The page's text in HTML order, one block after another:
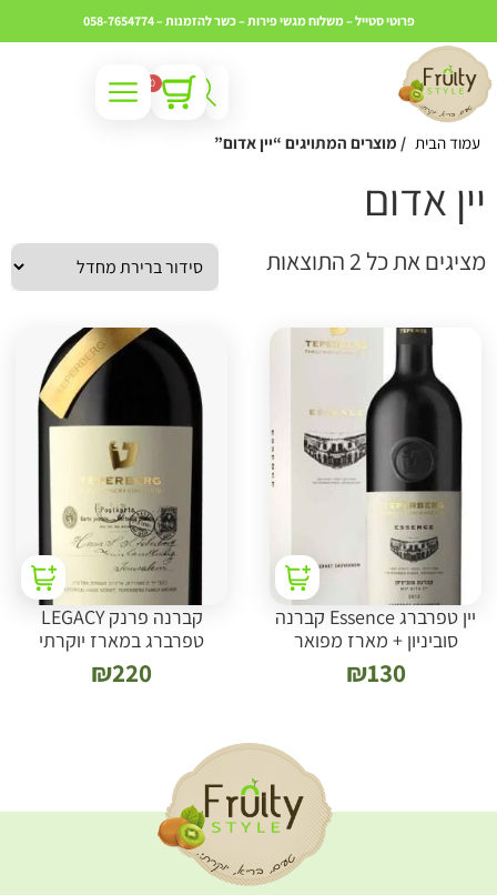
פרוטי סטייל – משלוח מגשי פירות – כשרלהזמנות – 058-7654774
0
עמוד הבית / מוצרים המתויגים “יין אדום”
אדום
את כל ⁦2⁩ התוצאות
יין טפרברג Essence קברנה
סוביניון + מארז מפואר
₪130
קברנה פרנק LEGACY
טפרברג במארז יוקרתי
₪220